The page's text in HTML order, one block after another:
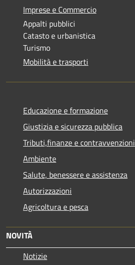
Imprese e Commercio
Appalti pubblici
Catasto e urbanistica
Turismo
Mobilità e trasporti
Educazione e formazione
Giustizia e sicurezza pubblica
Tributi,finanze e contravvenzioni
Ambiente
Salute, benessere e assistenza
Autorizzazioni
Agricoltura e pesca
NOVITÀ
Notizie